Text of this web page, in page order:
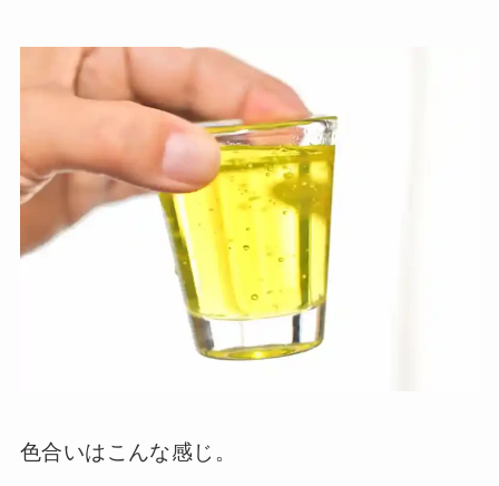
色合いはこんな感じ。